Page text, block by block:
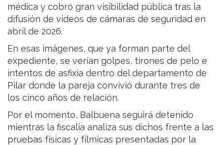
médica y cobró gran visibilidad pública tras la
difusión de videos de cámaras de seguridad en
abril de 2026.
En esas imágenes, que ya forman parte del
expediente, se verían golpes, tirones de pelo e
intentos de asfixia dentro del departamento de
Pilar donde la pareja convivió durante tres de
los cinco años de relación.
Por el momento, Balbuena seguirá detenido
mientras la fiscalía analiza sus dichos frente a las
pruebas físicas y fílmicas presentadas por la